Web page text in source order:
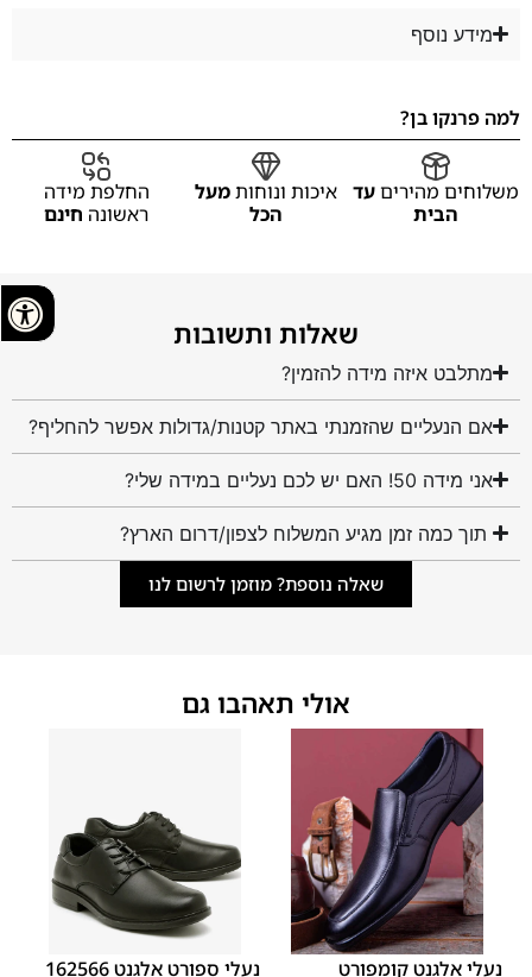
מידע נוסף
למה פרנקו בן?
משלוחים מהיריםעד
הבית
איכות ונוחותמעל
הכל
החלפת מידה
ראשונה חינם
שאלות ותשובות
מתלבט איזה מידה להזמין?
אם הנעליים שהזמנתי באתר קטנות/גדולות אפשר להחליף?
אני מידה 50! האם יש לכם נעליים במידה שלי?
תוך כמה זמן מגיע המשלוח לצפון/דרום הארץ?
שאלה נוספת? מוזמן לרשום לנו
אולי תאהבו גם
47
48
נעלי אלגנט קומפורט
נעלי ספורט אלגנט 162566